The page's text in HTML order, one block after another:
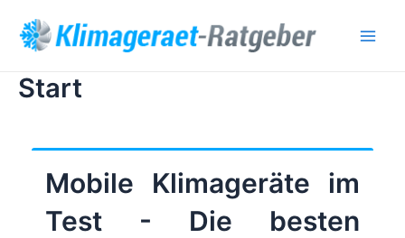
Inhalt
springen
Start
Mobile Klimageräte im
Test - Die besten